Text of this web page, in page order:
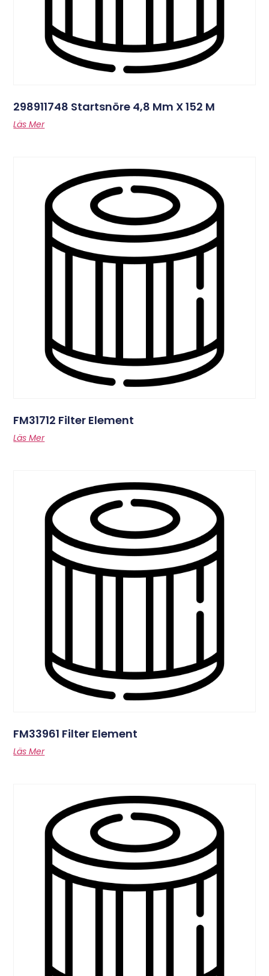
298911748 Startsnöre 4,8 Mm X 152 M
Läs Mer
FM31712 Filter Element
Läs Mer
FM33961 Filter Element
Läs Mer